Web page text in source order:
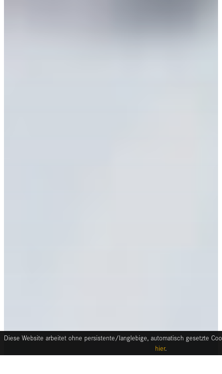
Diese Website arbeitet ohne persistente/langlebige, automatisch gesetzte
hier.